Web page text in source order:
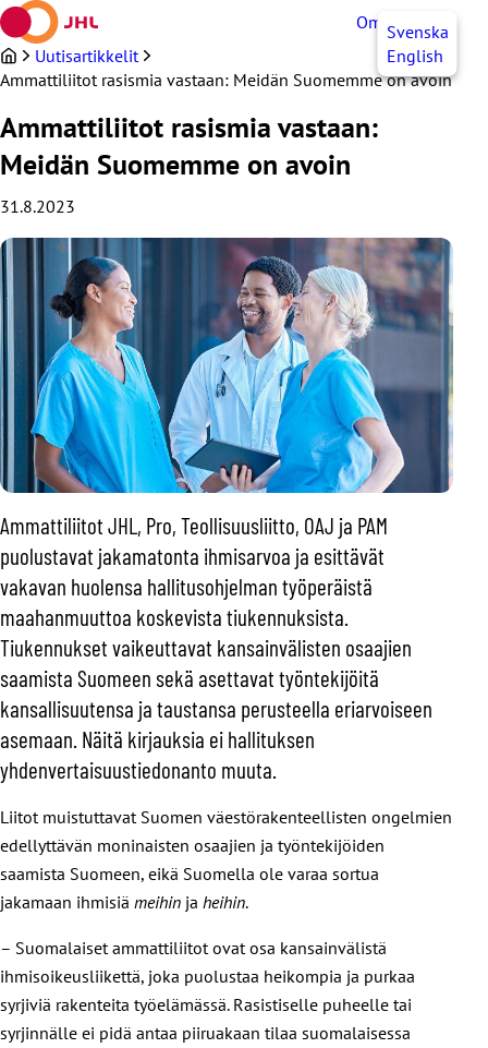
Siirry
sisältöön
OmaJHLSvenska
English
Uutisartikkelit
Ammattiliitot rasismia vastaan: Meidän Suomemme on avoin
Ammattiliitot rasismia vastaan:
Meidän Suomemme on avoin
31.8.2023
Ammattiliitot JHL, Pro, Teollisuusliitto, OAJ ja PAM
puolustavat jakamatonta ihmisarvoa ja esittävät
vakavan huolensa hallitusohjelman työperäistä
maahanmuuttoa koskevista tiukennuksista.
Tiukennukset vaikeuttavat kansainvälisten osaajien
saamista Suomeen sekä asettavat työntekijöitä
kansallisuutensa ja taustansa perusteella eriarvoiseen
asemaan. Näitä kirjauksia ei hallituksen
yhdenvertaisuustiedonanto muuta.
Liitot muistuttavat Suomen väestörakenteellisten ongelmien
edellyttävän moninaisten osaajien ja työntekijöiden
saamista Suomeen, eikä Suomella ole varaa sortua
jakamaan ihmisiä meihin ja heihin.
– Suomalaiset ammattiliitot ovat osa kansainvälistä
ihmisoikeusliikettä, joka puolustaa heikompia ja purkaa
syrjiviä rakenteita työelämässä. Rasistiselle puheelle tai
syrjinnälle ei pidä antaa piiruakaan tilaa suomalaisessa